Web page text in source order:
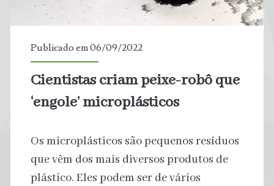
Publicado em 06/09/2022
Cientistas criam peixe-robô que
‘engole’ microplásticos
Os microplásticos são pequenos resíduos
que vêm dos mais diversos produtos de
plástico. Eles podem ser de vários